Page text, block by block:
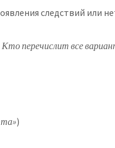
следствий или
перечислит все
)